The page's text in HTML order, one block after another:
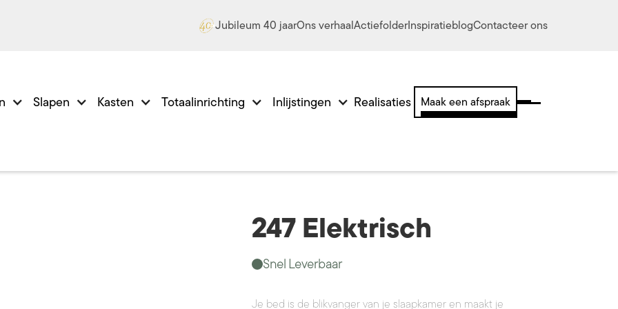
Jubileum 40 jaarOns verhaalActiefolderInspiratieblogContacteer ons
Slapen Kasten Totaalinrichting Inlijstingen Realisaties Maak een afspraak
247 Elektrisch
Snel Leverbaar
Je bed is de blikvanger van je slaapkamer en maakt je